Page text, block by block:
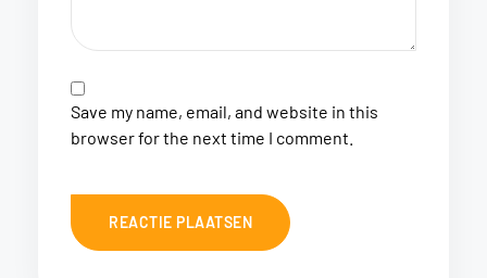
Save my name, email, and website in this
browser for the next time I comment.